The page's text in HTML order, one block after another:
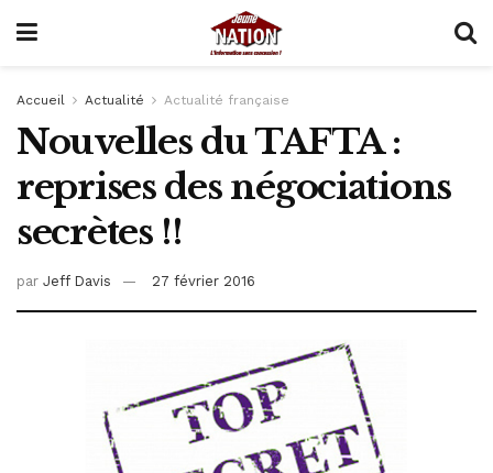
Accueil Actualité Actualité française
Nouvelles du TAFTA :
reprises des négociations
secrètes !!
par Jeff Davis 27 février 2016